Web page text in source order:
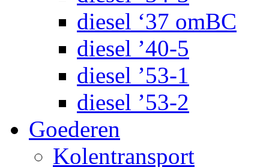
diesel ‘37 omBC
diesel ’40-5
diesel ’53-1
diesel ’53-2
Goederen
Kolentransport